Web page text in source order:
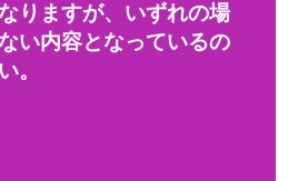
りますが、いずれの場
い内容となっているの
。